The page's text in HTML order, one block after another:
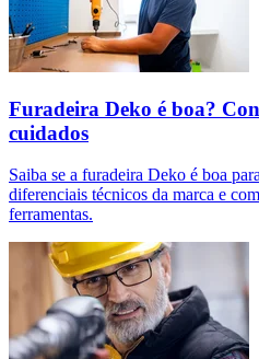
Furadeira Deko é boa?
cuidados
Saiba se a furadeira Deko é boa
diferenciais técnicos da marca e
ferramentas.